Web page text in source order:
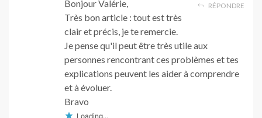
RÉPONDRE
Bonjour Valérie,
Très bon article : tout est très
clair et précis, je te remercie.
Je pense qu'il peut être très utile aux
personnes rencontrant ces problèmes et tes
explications peuvent les aider à comprendre
et à évoluer.
Bravo
Loading...